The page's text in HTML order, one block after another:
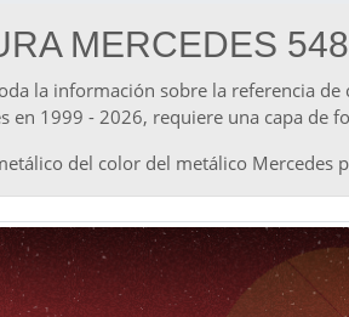
MERCEDES
la información sobre la referencia
en 1999 - 2026, requiere una capa de
del color del metálico Mercedes